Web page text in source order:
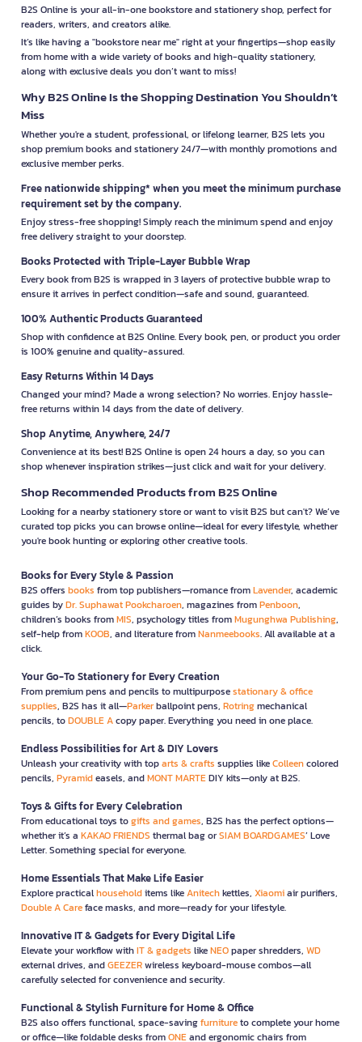
B2S Online is your all-in-one bookstore and stationery shop, perfect for
readers, writers, and creators alike.
It’s like having a "bookstore near me" right at your fingertips—shop easily
from home with a wide variety of books and high-quality stationery,
along with exclusive deals you don’t want to miss!
Why B2S Online Is the Shopping Destination You Shouldn’t
Miss
Whether you're a student, professional, or lifelong learner, B2S lets you
shop premium books and stationery 24/7—with monthly promotions and
exclusive member perks.
Free nationwide shipping* when you meet the minimum purchase
requirement set by the company.
Enjoy stress-free shopping! Simply reach the minimum spend and enjoy
free delivery straight to your doorstep.
Books Protected with Triple-Layer Bubble Wrap
Every book from B2S is wrapped in 3 layers of protective bubble wrap to
ensure it arrives in perfect condition—safe and sound, guaranteed.
100% Authentic Products Guaranteed
Shop with confidence at B2S Online. Every book, pen, or product you order
is 100% genuine and quality-assured.
Easy Returns Within 14 Days
Changed your mind? Made a wrong selection? No worries. Enjoy hassle-
free returns within 14 days from the date of delivery.
Shop Anytime, Anywhere, 24/7
Convenience at its best! B2S Online is open 24 hours a day, so you can
shop whenever inspiration strikes—just click and wait for your delivery.
Shop Recommended Products from B2S Online
Looking for a nearby stationery store or want to visit B2S but can't? We’ve
curated top picks you can browse online—ideal for every lifestyle, whether
you're book hunting or exploring other creative tools.
Books for Every Style & Passion
B2S offers books from top publishers—romance fromLavender, academic
guides byDr. Suphawat Pookcharoen, magazines fromPenboon,
children’s books fromMIS, psychology titles fromMugunghwa Publishing,
self-help fromKOOB, and literature fromNanmeebooks. All available at a
click.
Your Go-To Stationery for Every Creation
From premium pens and pencils to multipurposestationary & office
supplies, B2S has it all—Parkerballpoint pens, Rotringmechanical
pencils, toDOUBLE Acopy paper. Everything you need in one place.
Endless Possibilities for Art & DIY Lovers
Unleash your creativity with toparts & crafts supplies likeColleencolored
pencils, Pyramideasels, andMONT MARTEDIY kits—only at B2S.
Toys & Gifts for Every Celebration
From educational toys togifts and games, B2S has the perfect options—
whether it’s a KAKAO FRIENDS thermal bag orSIAM BOARDGAMES’ Love
Letter. Something special for everyone.
Home Essentials That Make Life Easier
Explore practicalhouseholditems likeAnitechkettles, Xiaomiair purifiers,
Double A Careface masks, and more—ready for your lifestyle.
Innovative IT & Gadgets for Every Digital Life
Elevate your workflow withIT & gadgets likeNEOpaper shredders, WD
external drives, andGEEZERwireless keyboard-mouse combos—all
carefully selected for convenience and security.
Functional & Stylish Furniture for Home & Office
B2S also offers functional, space-savingfurnitureto complete your home
or office—like foldable desks fromONEand ergonomic chairs from